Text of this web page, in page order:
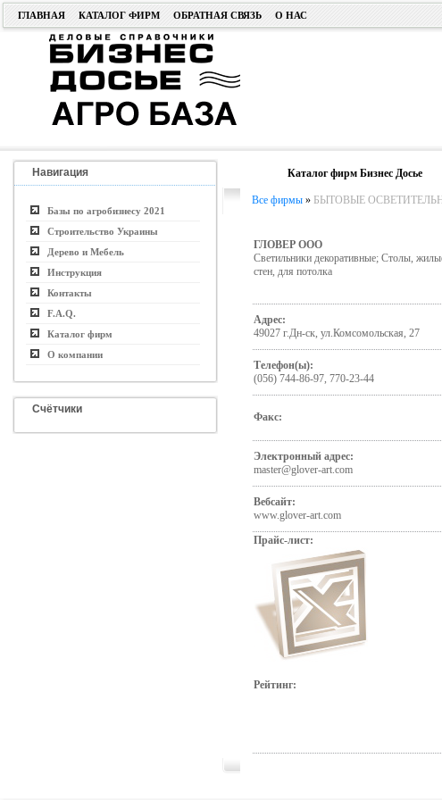
ГЛАВНАЯ КАТАЛОГ ФИРМ ОБРАТНАЯ СВЯЗЬ О НАС
Навигация
Базы по агробизнесу 2021
Строительство Украины
Дерево и Мебель
Инструкция
Контакты
F.A.Q.
Каталог фирм
О компании
Счётчики
Каталог фирм Бизнес Досье
Все фирмы» БЫТОВЫЕ
ГЛОВЕР ООО
Светильники декоративные; Столы,
стен, для потолка
Адрес:
49027 г.Дн-ск, ул.Комсомольская, 27
Телефон(ы):
(056) 744-86-97, 770-23-44
Факс:
Электронный адрес:
master@glover-art.com
Вебсайт:
www.glover-art.com
Прайс-лист:
Рейтинг: